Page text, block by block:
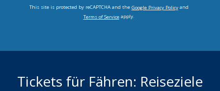
This site is protected by reCAPTCHA and the Google Privacy Policyand
Terms of Serviceapply.
Tickets für Fähren: Reiseziele